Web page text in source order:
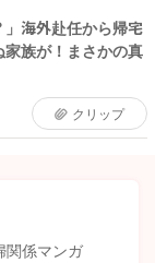
海外赴任から帰宅
族が！まさかの真
クリップ
関係マンガ